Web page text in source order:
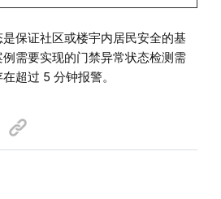
保证社区或楼宇内居民安全的基
需要实现的门禁异常状态检测需
超过 5 分钟报警。